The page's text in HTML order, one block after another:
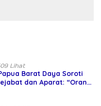
Lihat
Barat Daya Soroti
dan Aparat: “Orang